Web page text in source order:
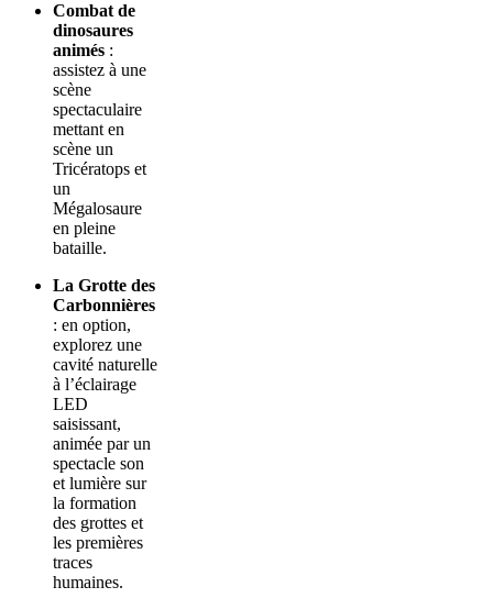
Combat de
dinosaures
animés :
assistez à une
scène
spectaculaire
mettant en
scène un
Tricératops et
un
Mégalosaure
en pleine
bataille.
La Grotte des
Carbonnières
: en option,
explorez une
cavité naturelle
à l’éclairage
LED
saisissant,
animée par un
spectacle son
et lumière sur
la formation
des grottes et
les premières
traces
humaines.